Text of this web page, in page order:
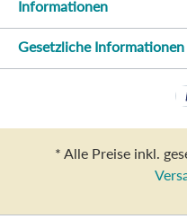
Informationen
Gesetzliche Informationen
* Alle Preise inkl.